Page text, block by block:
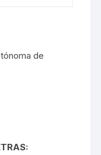
de